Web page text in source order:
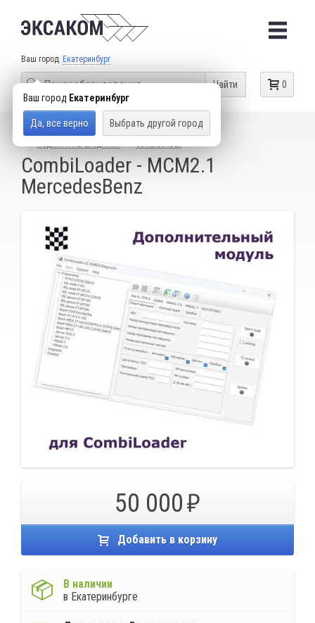
Ваш город Екатеринбург
Ваш город Екатеринбург
Да, все верно Выбрать другой город
0
Найти
КАТАЛОГ ТОВАРОВ
ОБОРУДОВАНИЕ ДЛЯ ЧИП-ТЮНИНГА
CombiLoader - MCM2.1
MercedesBenz
50 000
Добавить в корзину
В наличии
в Екатеринбурге